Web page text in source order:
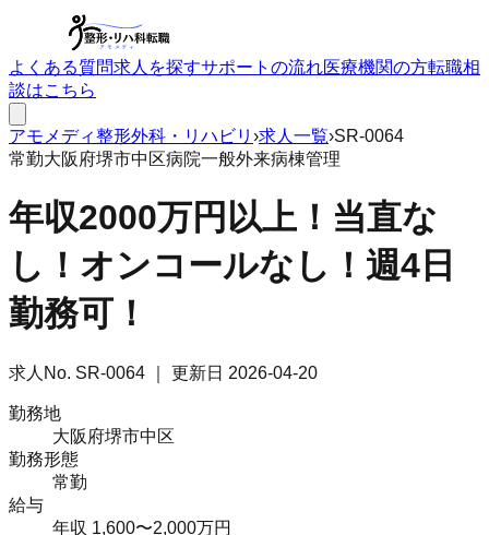
よくある質問求人を探すサポートの流れ医療機関の方転職相
談はこちら
アモメディ整形外科・リハビリ ›求人一覧›SR-0064
常勤大阪府堺市中区病院一般外来病棟管理
年収2000万円以上！当直な
し！オンコールなし！週4日
勤務可！
求人No. SR-0064 ｜ 更新日 2026-04-20
勤務地
大阪府堺市中区
勤務形態
常勤
給与
年収 1,600〜2,000万円